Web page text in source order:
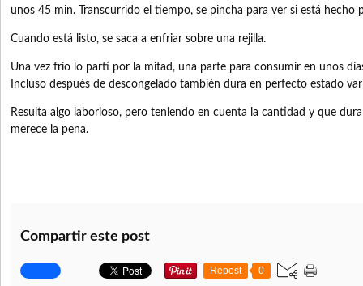
unos 45 min. Transcurrido el tiempo, se pincha para ver si está hecho
Cuando está listo, se saca a enfriar sobre una rejilla.
Una vez frío lo partí por la mitad, una parte para consumir en unos
Incluso después de descongelado también dura en perfecto estado
Resulta algo laborioso, pero teniendo en cuenta la cantidad y que
merece la pena.
Compartir este post
Repost 0